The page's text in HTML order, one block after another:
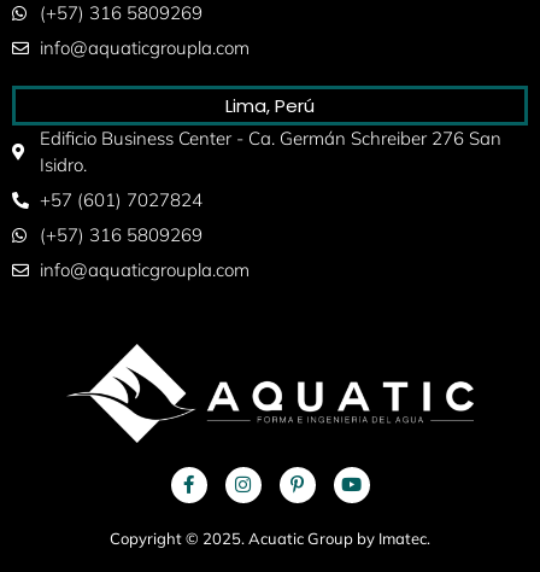
(+57) 316 5809269
info@aquaticgroupla.com
Lima, Perú
Edificio Business Center - Ca. Germán Schreiber 276 San
Isidro.
+57 (601) 7027824
(+57) 316 5809269
info@aquaticgroupla.com
Copyright © 2025. Acuatic Group by Imatec.